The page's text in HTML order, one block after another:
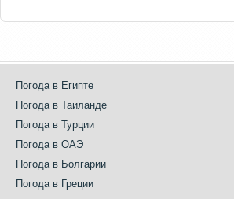
Погода в Египте
Погода в Таиланде
Погода в Турции
Погода в ОАЭ
Погода в Болгарии
Погода в Греции